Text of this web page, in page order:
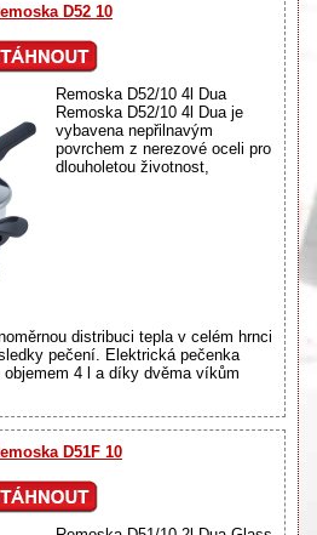
D52 10
Remoska D52/10 4l Dua
Remoska D52/10 4l Dua je
vybavena nepřilnavým
povrchem z nerezové oceli pro
dlouholetou životnost,
distribuci tepla v celém hrnci
pečení. Elektrická pečenka
4 l a díky dvěma víkům
D51F 10